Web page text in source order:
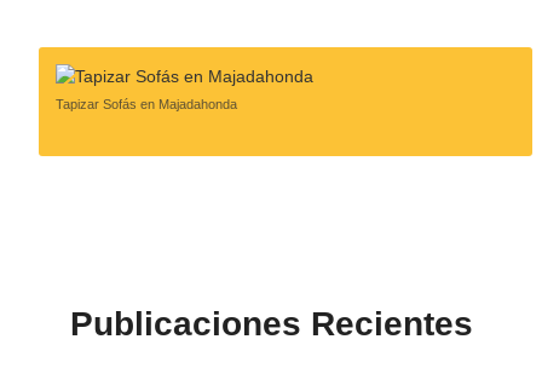
Tapizar Sofás en Majadahonda
Publicaciones Recientes